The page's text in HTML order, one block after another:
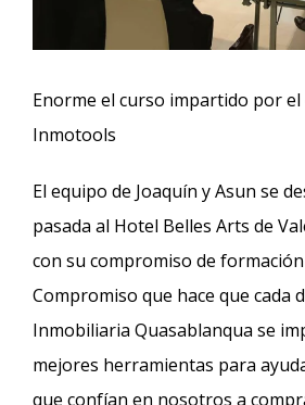
Enorme el curso impartido por el
Inmotools
El equipo de Joaquín y Asun se
pasada al Hotel Belles Arts de
con su compromiso de
Compromiso que hace que cada
Inmobiliaria Quasablanqua se
mejores herramientas para
que confían en nosotros a